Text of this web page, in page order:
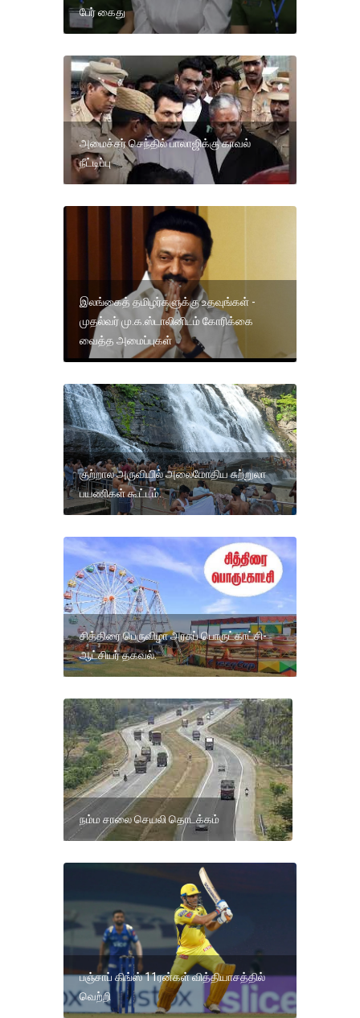
பேர் கைது
அமைச்சர் செந்தில் பாலாஜிக்கு காவல்
நீட்டிப்பு
இலங்கைத் தமிழர்களுக்கு உதவுங்கள் -
முதல்வர் மு.க.ஸ்டாலினிடம் கோரிக்கை
வைத்த அமைப்புகள்
குற்றால அருவியில் அலைமோதிய சுற்றுலா
பயணிகள் கூட்டம்.
சித்திரை பெருவிழா அரசுப் பொருட்காட்சி-
ஆட்சியர் தகவல்.
நம்ம சாலை செயலி தொடக்கம்
பஞ்சாப் கிங்ஸ் 11ரன்கள் வித்தியாசத்தில்
வெற்றி